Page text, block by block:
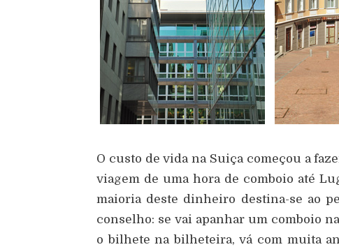
O custo de vida na Suiça começou a
viagem de uma hora de comboio até
maioria deste dinheiro destina-se ao
conselho: se vai apanhar um comboio
o bilhete na bilheteira, vá com muita